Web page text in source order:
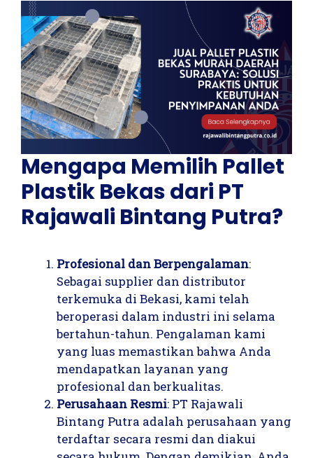
Mengapa Memilih Pallet
Plastik Bekas dari PT
Rajawali Bintang Putra?
Profesional dan Berpengalaman:
Sebagai supplier dan distributor
terkemuka di Bekasi, kami telah
beroperasi dalam industri ini selama
bertahun-tahun. Pengalaman kami
yang luas memastikan bahwa Anda
mendapatkan layanan yang
profesional dan berkualitas.
Perusahaan Resmi: PT Rajawali
Bintang Putra adalah perusahaan yang
terdaftar secara resmi dan diakui